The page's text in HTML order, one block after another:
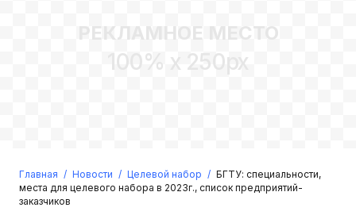
Войти
РЕКЛАМНОЕ МЕСТО
100% x 250px
Главная / Новости / Целевой набор / БГТУ: специальности,
места для целевого набора в 2023г., список предприятий-
заказчиков